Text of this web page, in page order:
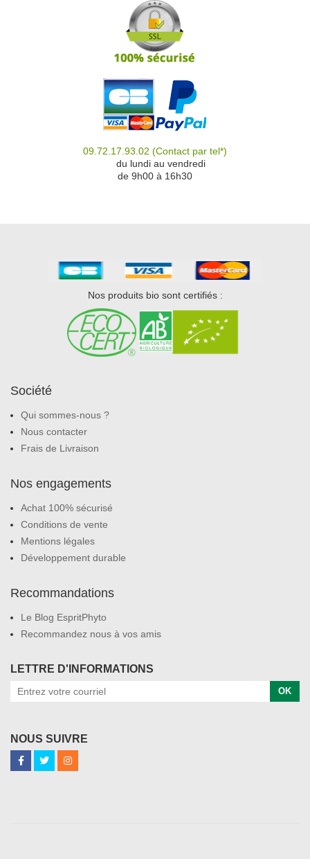
09.72.17.93.02 (Contact par tel*)
du lundi au vendredi
de 9h00 à 16h30
Nos produits bio sont certifiés :
Société
Qui sommes-nous ?
Nous contacter
Frais de Livraison
Nos engagements
Achat 100% sécurisé
Conditions de vente
Mentions légales
Développement durable
Recommandations
Le Blog EspritPhyto
Recommandez nous à vos amis
LETTRE D'INFORMATIONS
OK
NOUS SUIVRE